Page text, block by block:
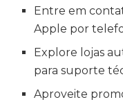
Entre em
Apple por
Explore lojas
para suporte
Aproveite